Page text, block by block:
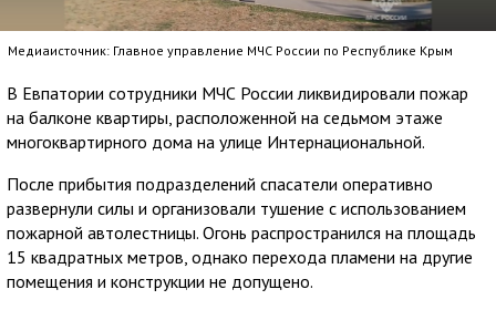
Медиаисточник: Главное управление МЧС России по Республике Крым
В Евпатории сотрудники МЧС России ликвидировали пожар
на балконе квартиры, расположенной на седьмом этаже
многоквартирного дома на улице Интернациональной.
После прибытия подразделений спасатели оперативно
развернули силы и организовали тушение с использованием
пожарной автолестницы. Огонь распространился на площадь
15 квадратных метров, однако перехода пламени на другие
помещения и конструкции не допущено.